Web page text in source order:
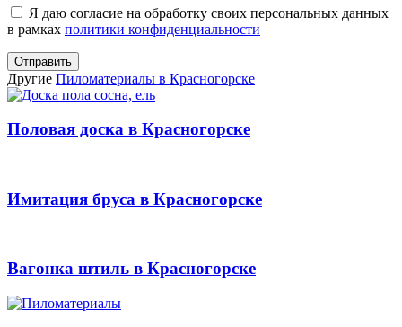
Я даю согласие на обработку своих персональных данных
в рамках политики конфиденциальности
Другие Пиломатериалы в Красногорске
Половая доска в Красногорске
Имитация бруса в Красногорске
Вагонка штиль в Красногорске